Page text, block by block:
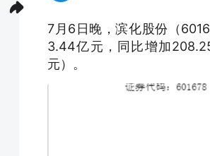
7月6日晚，滨化股份（
3.44亿元，同比增加
元）。